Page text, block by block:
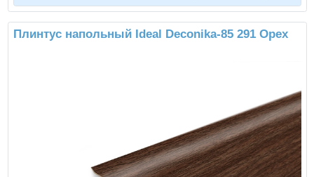
Плинтус напольный Ideal Deconika-85 291 Орех